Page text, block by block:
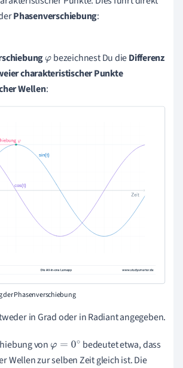
Phasenverschiebung:
φbezeichnest Du dieDifferenz
charakteristischer Punkte
Wellen:
der Phasenverschiebung
in Grad oder in Radiant angegeben.
von φ=0∘
bedeutet etwa, dass
Wellen zur selben Zeit gleich ist. Die